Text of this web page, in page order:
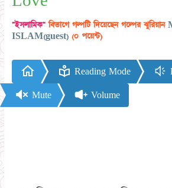
"ইসলামিক" বিভাগে গল্পটি দিয়েছেন গল্পের ঝুরিয়ান
ISLAM(guest) (০ পয়েন্ট)
Reading Mode
Mute Volume